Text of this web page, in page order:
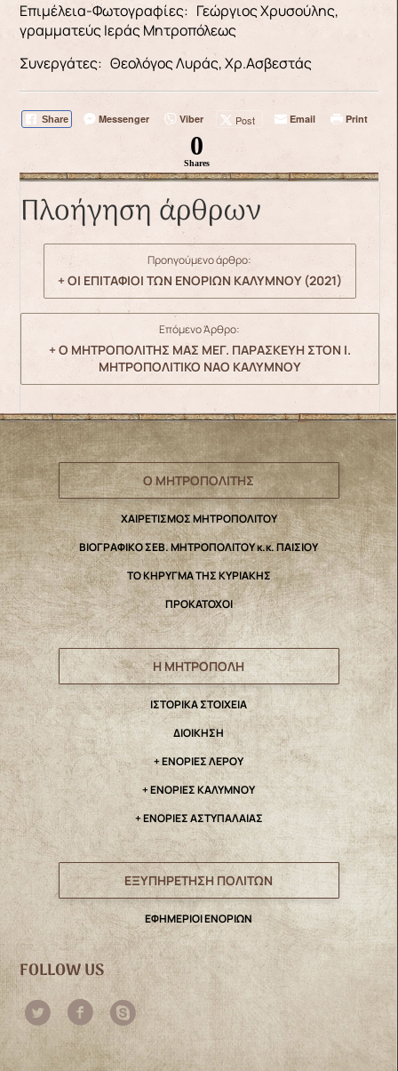
Επιμέλεια-Φωτογραφίες: Γεώργιος Χρυσούλης,
γραμματεύς Ιεράς Μητροπόλεως
Συνεργάτες: Θεολόγος Λυράς, Χρ.Ασβεστάς
Share Messenger Viber Post Email Print
0
Shares
Πλοήγηση άρθρων
Προηγούμενο άρθρο:
+ ΟΙ ΕΠΙΤΑΦΙΟΙ ΤΩΝ ΕΝΟΡΙΩΝ ΚΑΛΥΜΝΟΥ (2021)
Επόμενο Άρθρο:
+ Ο ΜΗΤΡΟΠΟΛΙΤΗΣ ΜΑΣ ΜΕΓ. ΠΑΡΑΣΚΕΥΗ ΣΤΟΝ Ι.
ΜΗΤΡΟΠΟΛΙΤΙΚΟ ΝΑΟ ΚΑΛΥΜΝΟΥ
Ο ΜΗΤΡΟΠΟΛΙΤΗΣ
ΧΑΙΡΕΤΙΣΜΟΣ ΜΗΤΡΟΠΟΛΙΤΟΥ
ΒΙΟΓΡΑΦΙΚΟ ΣΕΒ. ΜΗΤΡΟΠΟΛΙΤΟΥ κ.κ. ΠΑΙΣΙΟΥ
ΤΟ ΚΗΡΥΓΜΑ ΤΗΣ ΚΥΡΙΑΚΗΣ
ΠΡΟΚΑΤΟΧΟΙ
Η ΜΗΤΡΟΠΟΛΗ
IΣΤΟΡΙΚΑ ΣΤΟΙΧΕΙΑ
ΔΙΟΙΚΗΣΗ
+ ΕΝΟΡΙΕΣ ΛΕΡΟΥ
+ ΕΝΟΡΙΕΣ ΚΑΛΥΜΝΟΥ
+ ΕΝΟΡΙΕΣ ΑΣΤΥΠΑΛΑΙΑΣ
ΕΞΥΠΗΡΕΤΗΣΗ ΠΟΛΙΤΩΝ
ΕΦΗΜΕΡΙΟΙ ΕΝΟΡΙΩΝ
FOLLOW US